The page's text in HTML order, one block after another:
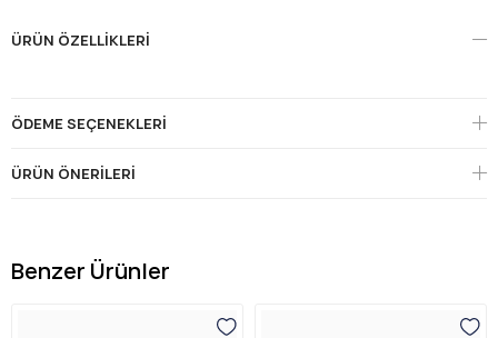
ÜRÜN ÖZELLIKLERI
ÖDEME SEÇENEKLERI
ÜRÜN ÖNERILERI
Benzer Ürünler